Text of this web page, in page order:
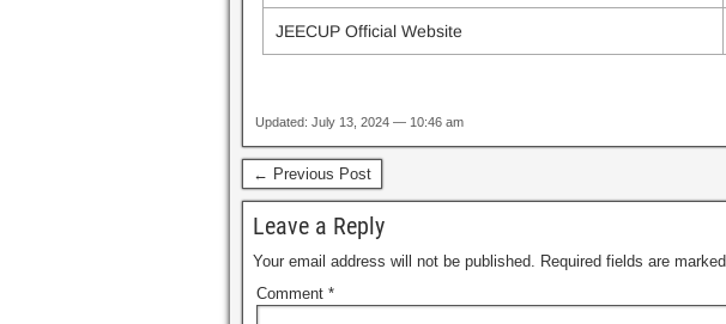
JEECUP Official Website
Updated: July 13, 2024 — 10:46 am
← Previous Post
Leave a Reply
Your email address will not be published. Required fields are marked
Comment *